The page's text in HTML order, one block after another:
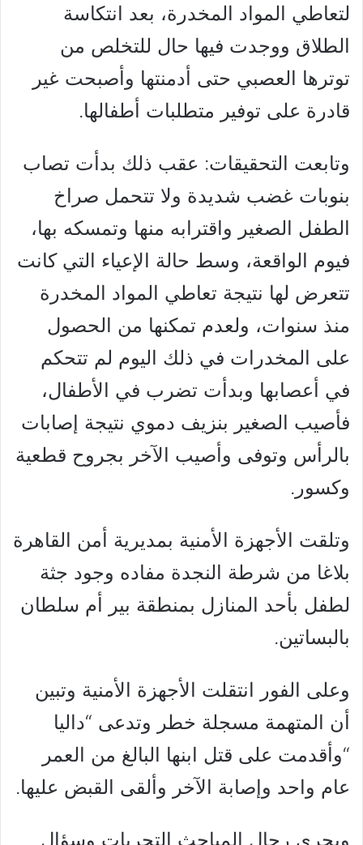
لتعاطي المواد المخدرة، بعد انتكاسة
الطلاق ووجدت فيها حال للتخلص من
توترها العصبي حتى أدمنتها وأصبحت غير
قادرة على توفير متطلبات أطفالها.
وتابعت التحقيقات: عقب ذلك بدأت تصاب
بنوبات غضب شديدة ولا تتحمل صراخ
الطفل الصغير واقترابه منها وتمسكه بها،
فيوم الواقعة، وسط حالة الإعياء التي كانت
تتعرض لها نتيجة تعاطي المواد المخدرة
منذ سنوات، ولعدم تمكنها من الحصول
على المخدرات في ذلك اليوم لم تتحكم
في أعصابها وبدأت تضرب في الأطفال،
فأصيب الصغير بنزيف دموي نتيجة إصابات
بالرأس وتوفى وأصيب الآخر بجروح قطعية
وكسور.
وتلقت الأجهزة الأمنية بمديرية أمن القاهرة
بلاغا من شرطة النجدة مفاده وجود جثة
لطفل بأحد المنازل بمنطقة بير أم سلطان
بالبساتين.
وعلى الفور انتقلت الأجهزة الأمنية وتبين
أن المتهمة مسجلة خطر وتدعى “داليا
“وأقدمت على قتل ابنها البالغ من العمر
عام واحد وإصابة الآخر وألقى القبض عليها.
ويجري رجال المباحث التحريات وسؤال